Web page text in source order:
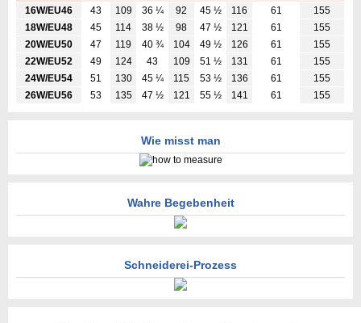
16W/EU46
43 109 36 ¼ 92 45 ½ 116 61
155
18W/EU48
45 114 38 ½ 98 47 ½ 121 61
155
20W/EU50
47 119 40 ¾ 104 49 ½ 126 61
155
22W/EU52
49 124 43 109 51 ½ 131 61
155
24W/EU54
51 130 45 ¼ 115 53 ½ 136 61
155
26W/EU56
53 135 47 ½ 121 55 ½ 141 61 155
Wie misst man
Wahre Begebenheit
Schneiderei-Prozess